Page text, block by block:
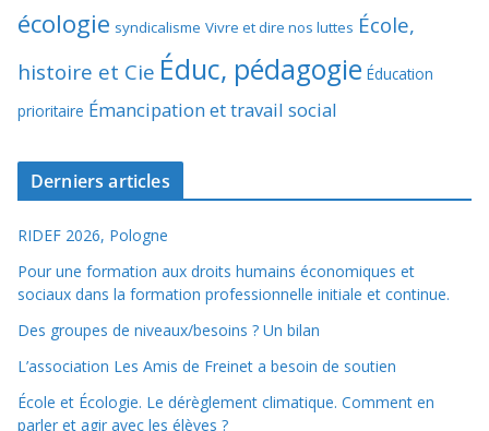
écologie syndicalisme Vivre et dire nos luttes École,
histoire et Cie Éduc, pédagogie Éducation
prioritaire Émancipation et travail social
Derniers articles
RIDEF 2026, Pologne
Pour une formation aux droits humains économiques et
sociaux dans la formation professionnelle initiale et continue.
Des groupes de niveaux/besoins ? Un bilan
L’association Les Amis de Freinet a besoin de soutien
École et Écologie. Le dérèglement climatique. Comment en
parler et agir avec les élèves ?